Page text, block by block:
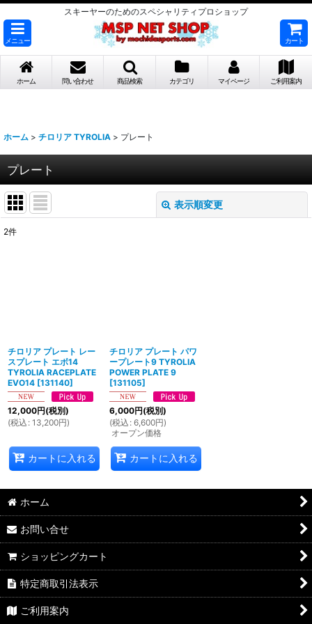
スキーヤーのためのスペシャリティプロショップ
メニュー カート
ホーム 問い合わせ 商品検索 カテゴリ マイページ ご利用案内
ホーム > チロリア TYROLIA > プレート
プレート
表示順変更
2件
チロリア プレート レー
スプレート エボ14
TYROLIA RACEPLATE
EVO14 [131140]
12,000円(税別)
(税込 : 13,200円)
カートに入れる
チロリア プレート パワ
ープレート9 TYROLIA
POWER PLATE 9
[131105]
6,000円(税別)
(税込 : 6,600円)
オープン価格
カートに入れる
ホーム
お問い合せ
ショッピングカート
特定商取引法表示
ご利用案内